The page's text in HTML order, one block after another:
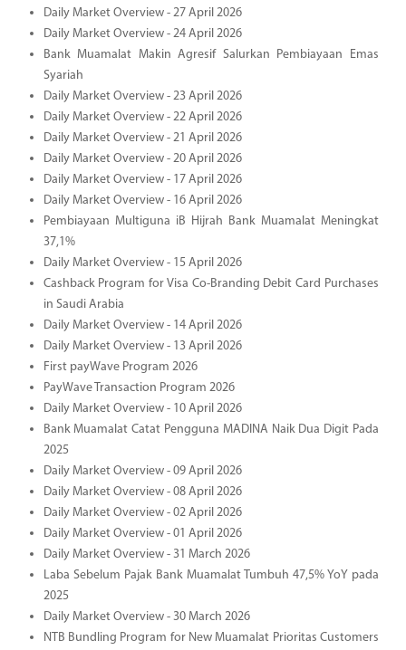
Daily Market Overview - 27 April 2026
Daily Market Overview - 24 April 2026
Bank Muamalat Makin Agresif Salurkan Pembiayaan Emas
Syariah
Daily Market Overview - 23 April 2026
Daily Market Overview - 22 April 2026
Daily Market Overview - 21 April 2026
Daily Market Overview - 20 April 2026
Daily Market Overview - 17 April 2026
Daily Market Overview - 16 April 2026
Pembiayaan Multiguna iB Hijrah Bank Muamalat Meningkat
37,1%
Daily Market Overview - 15 April 2026
Cashback Program for Visa Co-Branding Debit Card Purchases
in Saudi Arabia
Daily Market Overview - 14 April 2026
Daily Market Overview - 13 April 2026
First payWave Program 2026
PayWave Transaction Program 2026
Daily Market Overview - 10 April 2026
Bank Muamalat Catat Pengguna MADINA Naik Dua Digit Pada
2025
Daily Market Overview - 09 April 2026
Daily Market Overview - 08 April 2026
Daily Market Overview - 02 April 2026
Daily Market Overview - 01 April 2026
Daily Market Overview - 31 March 2026
Laba Sebelum Pajak Bank Muamalat Tumbuh 47,5% YoY pada
2025
Daily Market Overview - 30 March 2026
NTB Bundling Program for New Muamalat Prioritas Customers